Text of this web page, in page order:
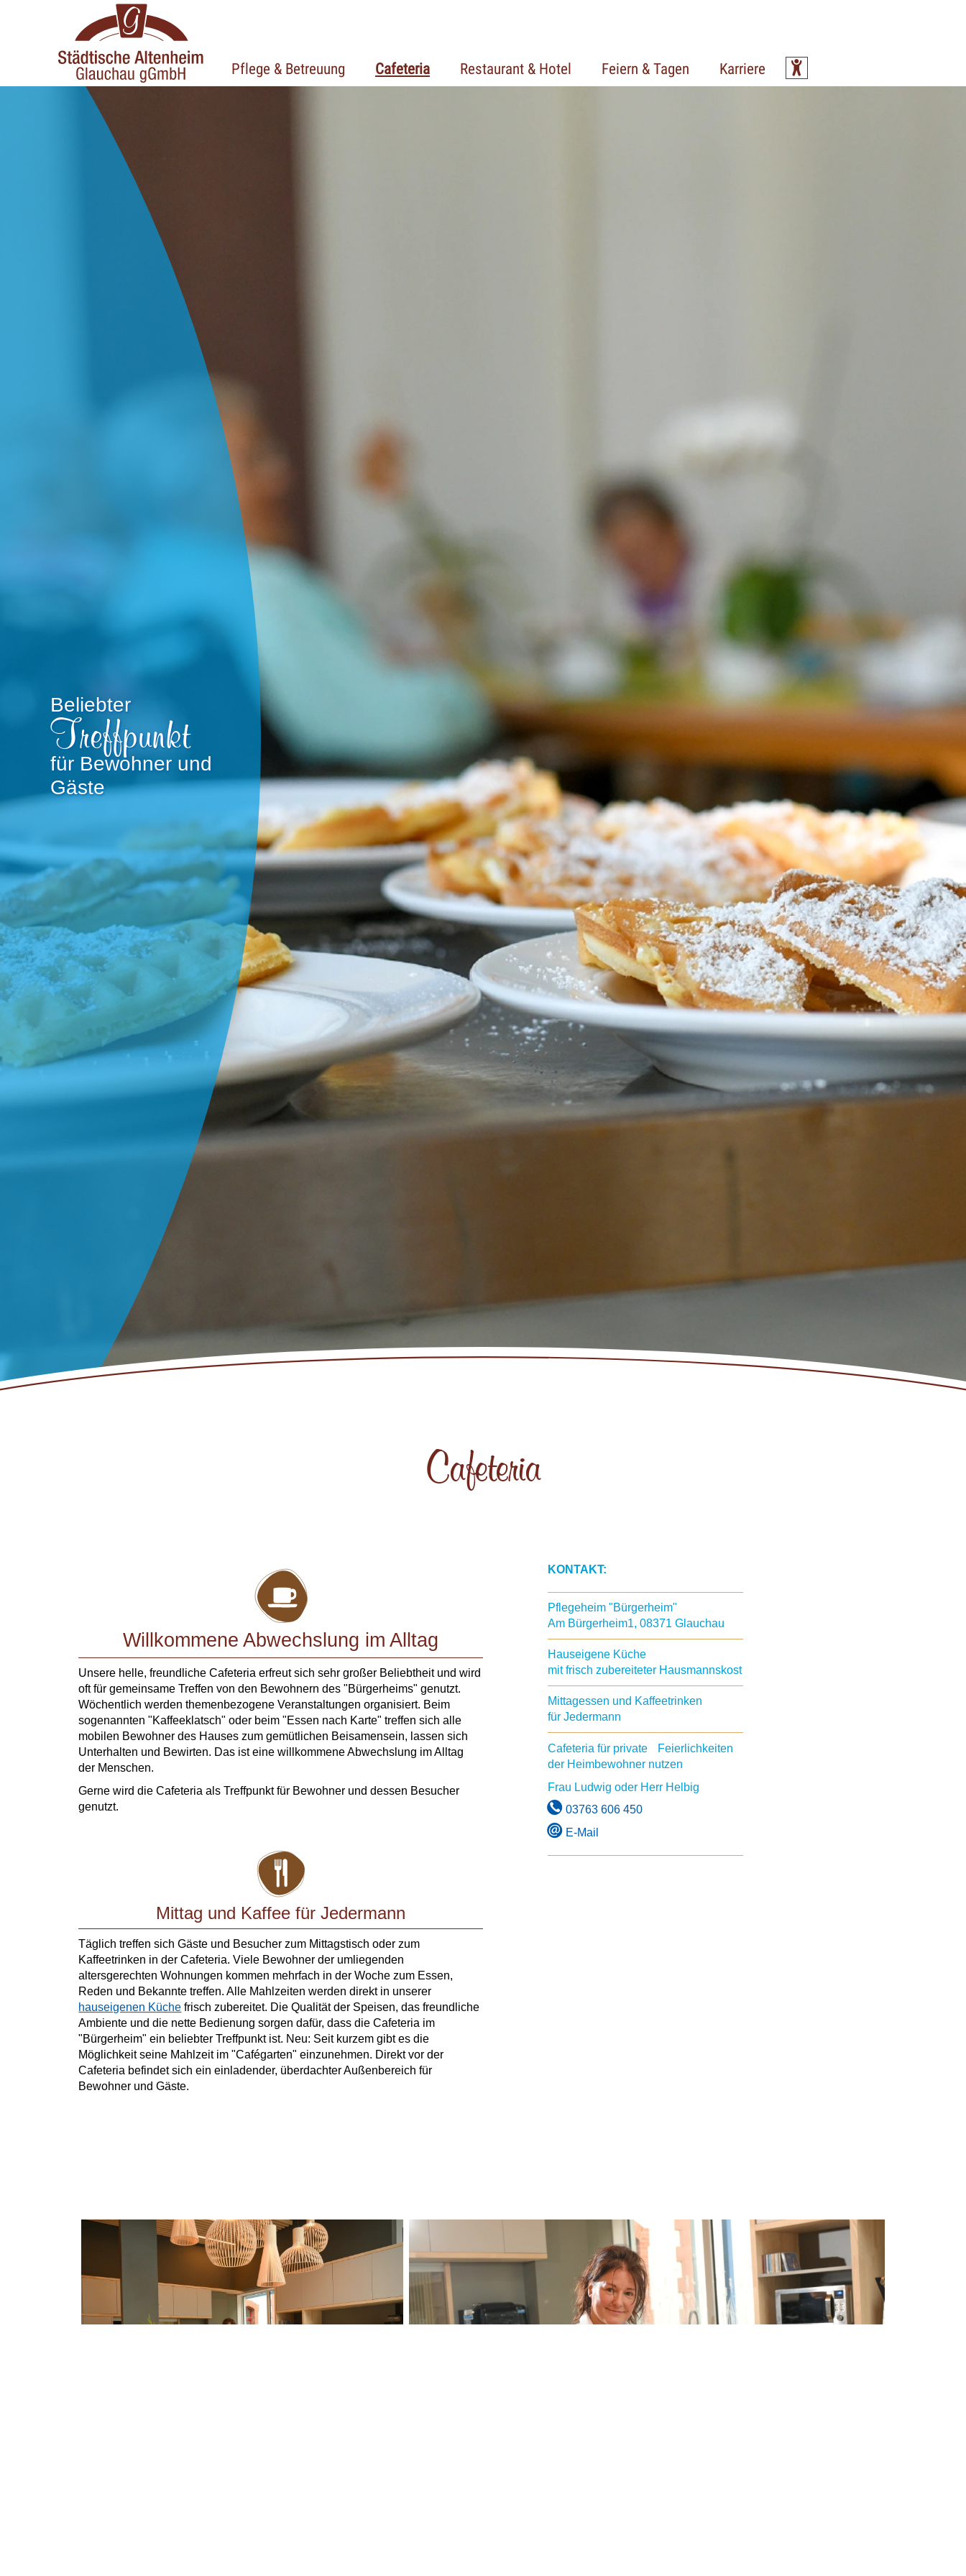

Pflege & Betreuung Cafeteria Restaurant & Hotel Feiern & Tagen Karriere
Beliebter
Treffpunkt
für Bewohner und
Gäste
Cafeteria
Willkommene Abwechslung im Alltag
Unsere helle, freundliche Cafeteria erfreut sich sehr großer Beliebtheit und wird
oft für gemeinsame Treffen von den Bewohnern des "Bürgerheims" genutzt.
Wöchentlich werden themenbezogene Veranstaltungen organisiert. Beim
sogenannten "Kaffeeklatsch" oder beim "Essen nach Karte" treffen sich alle
mobilen Bewohner des Hauses zum gemütlichen Beisamensein, lassen sich
Unterhalten und Bewirten. Das ist eine willkommene Abwechslung im Alltag
der Menschen.
Gerne wird die Cafeteria als Treffpunkt für Bewohner und dessen Besucher
genutzt.
Mittag und Kaffee für Jedermann
Täglich treffen sich Gäste und Besucher zum Mittagstisch oder zum
Kaffeetrinken in der Cafeteria. Viele Bewohner der umliegenden
altersgerechten Wohnungen kommen mehrfach in der Woche zum Essen,
Reden und Bekannte treffen. Alle Mahlzeiten werden direkt in unserer
hauseigenen Küche frisch zubereitet. Die Qualität der Speisen, das freundliche
Ambiente und die nette Bedienung sorgen dafür, dass die Cafeteria im
"Bürgerheim" ein beliebter Treffpunkt ist. Neu: Seit kurzem gibt es die
Möglichkeit seine Mahlzeit im "Cafégarten" einzunehmen. Direkt vor der
Cafeteria befindet sich ein einladender, überdachter Außenbereich für
Bewohner und Gäste.
KONTAKT:
Pflegeheim "Bürgerheim"
Am Bürgerheim1, 08371 Glauchau
Hauseigene Küche
mit frisch zubereiteter Hausmannskost
Mittagessen und Kaffeetrinken
für Jedermann
Cafeteria für private Feierlichkeiten
der Heimbewohner nutzen
Frau Ludwig oder Herr Helbig
03763 606 450
E-Mail